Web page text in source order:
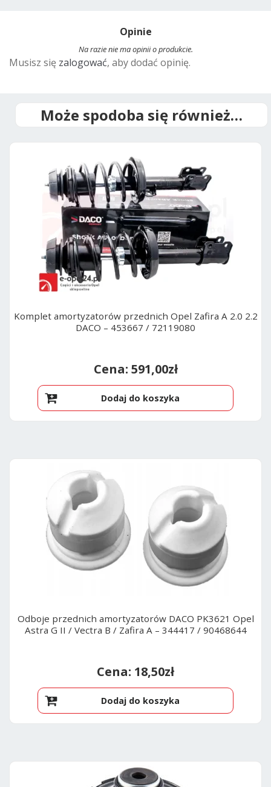
n
Opinie
Na razie nie ma opinii o produkcie.
Musisz się zalogować, aby dodać opinię.
Może spodoba się również…
Komplet amortyzatorów przednich Opel Zafira A 2.0 2.2
DACO – 453667 / 72119080
591,00zł
Dodaj do koszyka
Odboje przednich amortyzatorów DACO PK3621 Opel
Astra G II / Vectra B / Zafira A – 344417 / 90468644
18,50zł
Dodaj do koszyka